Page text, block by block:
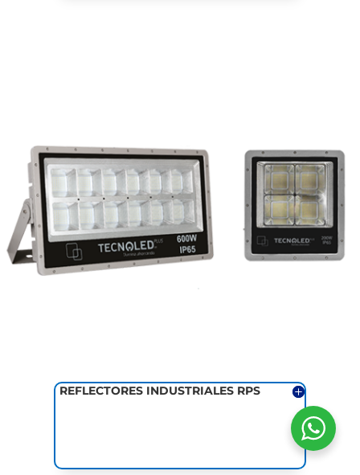
REFLECTORES INDUSTRIALES RPS